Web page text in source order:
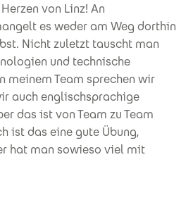
von Linz! An
es weder am Weg dorthin
Nicht zuletzt tauscht man
und technische
meinem Team sprechen wir
auch englischsprachige
das ist von Team zu Team
ist das eine gute Übung,
hat man sowieso viel mit